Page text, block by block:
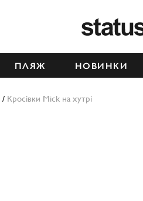
ПЛЯЖ НОВИНКИ
/ Кросівки Mick на хутрі